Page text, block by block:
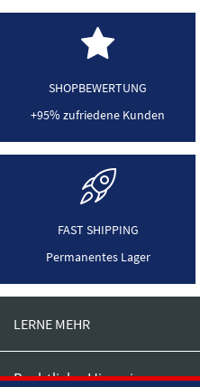
SHOPBEWERTUNG
+95% zufriedene Kunden
FAST SHIPPING
Permanentes Lager
LERNE MEHR
Rechtliche Hinweise